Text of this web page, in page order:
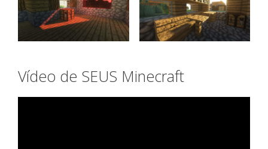
Vídeo de SEUS Minecraft